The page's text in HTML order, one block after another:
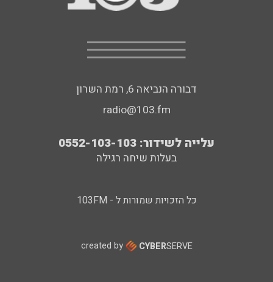
דבורה הנביאה 6, רמת השרון
radio@103.fm
עלייה לשידור: 0552-103-103
בעלות שיחה רגילה
כל הזכויות שמורות ל - 103FM
created by CYBERSERVE